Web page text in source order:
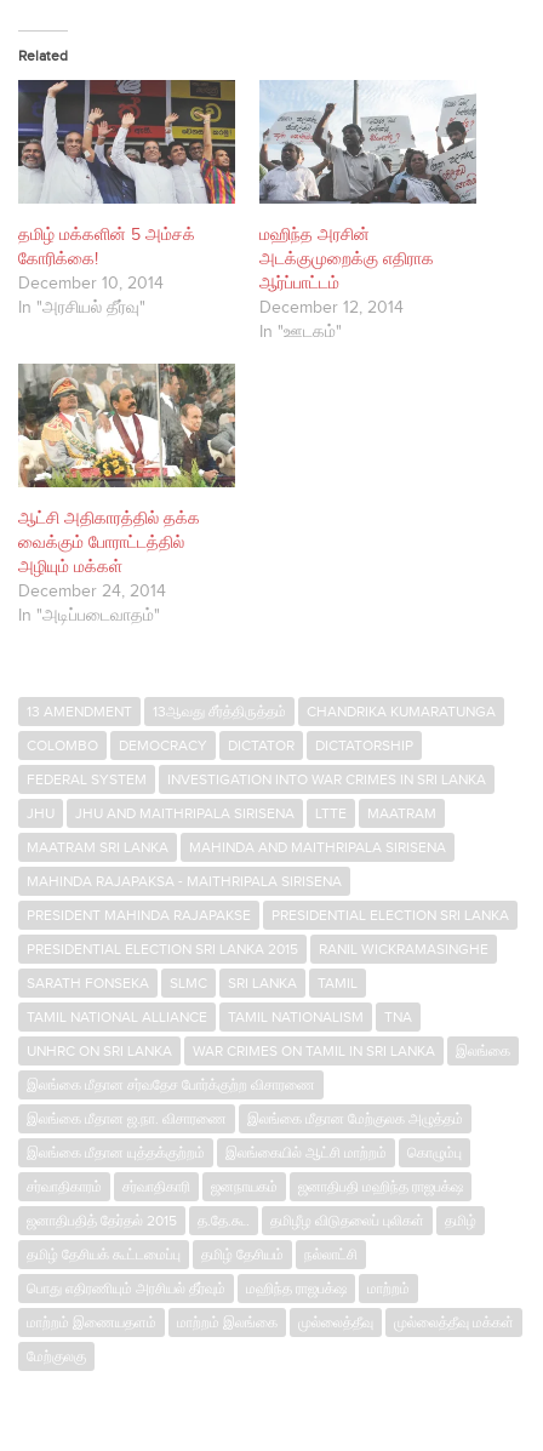
Related
தமிழ் மக்களின் 5 அம்சக்
கோரிக்கை!
December 10, 2014
In "அரசியல் தீர்வு"
மஹிந்த அரசின்
அடக்குமுறைக்கு எதிராக
ஆர்ப்பாட்டம்
December 12, 2014
In "ஊடகம்"
ஆட்சி அதிகாரத்தில் தக்க
வைக்கும் போராட்டத்தில்
அழியும் மக்கள்
December 24, 2014
In "அடிப்படைவாதம்"
13 AMENDMENT 13ஆவது சீர்த்திருத்தம்
CHANDRIKA KUMARATUNGA
COLOMBO
DEMOCRACY DICTATOR
DICTATORSHIP
FEDERAL SYSTEM
INVESTIGATION INTO WAR CRIMES IN SRI LANKA
JHU
JHU AND MAITHRIPALA SIRISENA LTTE
MAATRAM
MAATRAM SRI LANKA
MAHINDA AND MAITHRIPALA SIRISENA
MAHINDA RAJAPAKSA - MAITHRIPALA SIRISENA
PRESIDENT MAHINDA RAJAPAKSE
PRESIDENTIAL ELECTION SRI LANKA
PRESIDENTIAL ELECTION SRI LANKA 2015
RANIL WICKRAMASINGHE
SARATH FONSEKA
SLMC SRI LANKA
TAMIL
TAMIL NATIONAL ALLIANCE
TAMIL NATIONALISM
TNA
UNHRC ON SRI LANKA
WAR CRIMES ON TAMIL IN SRI LANKA
இலங்கை
இலங்கை மீதான சர்வதேச போர்க்குற்ற விசாரணை
இலங்கை மீதான ஜ.நா. விசாரணை
இலங்கை மீதான மேற்குலக அழுத்தம்
இலங்கை மீதான யுத்தக்குற்றம்
இலங்கையில் ஆட்சி மாற்றம்
கொழும்பு
சர்வாதிகாரம்
சர்வாதிகாரி ஜனநாயகம்
ஜனாதிபதி மஹிந்த ராஜபக்‌ஷ
ஜனாதிபதித் தேர்தல் 2015
த.தே.கூ. தமிழீழ விடுதலைப் புலிகள்
தமிழ்
தமிழ் தேசியக் கூட்டமைப்பு
தமிழ் தேசியம்
நல்லாட்சி
பொது எதிரணியும் அரசியல் தீர்வும்
மஹிந்த ராஜபக்‌ஷ
மாற்றம்
மாற்றம் இணையதளம்
மாற்றம் இலங்கை முல்லைத்தீவு
முல்லைத்தீவு மக்கள்
மேற்குலகு